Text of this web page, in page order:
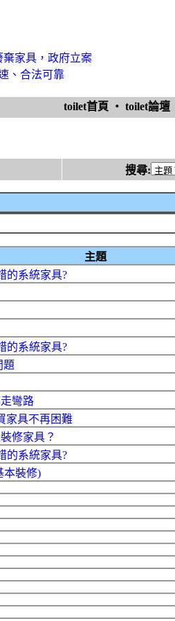
家具，政府立案
、合法可靠
toilet首頁 ‧ toilet論壇
搜尋:
主題
的系統家具?
的系統家具?
題
彎路
家具不再困難
修家具？
的系統家具?
本裝修)